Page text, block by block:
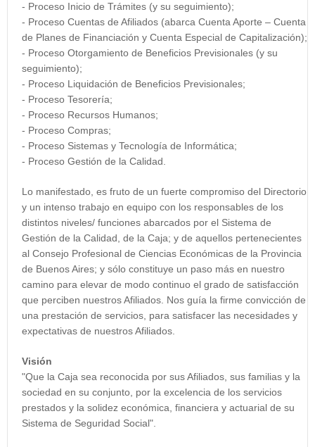
- Proceso Inicio de Trámites (y su seguimiento);
- Proceso Cuentas de Afiliados (abarca Cuenta Aporte – Cuenta
de Planes de Financiación y Cuenta Especial de Capitalización);
- Proceso Otorgamiento de Beneficios Previsionales (y su
seguimiento);
- Proceso Liquidación de Beneficios Previsionales;
- Proceso Tesorería;
- Proceso Recursos Humanos;
- Proceso Compras;
- Proceso Sistemas y Tecnología de Informática;
- Proceso Gestión de la Calidad.
Lo manifestado, es fruto de un fuerte compromiso del Directorio
y un intenso trabajo en equipo con los responsables de los
distintos niveles/ funciones abarcados por el Sistema de
Gestión de la Calidad, de la Caja; y de aquellos pertenecientes
al Consejo Profesional de Ciencias Económicas de la Provincia
de Buenos Aires; y sólo constituye un paso más en nuestro
camino para elevar de modo continuo el grado de satisfacción
que perciben nuestros Afiliados. Nos guía la firme convicción de
una prestación de servicios, para satisfacer las necesidades y
expectativas de nuestros Afiliados.
Visión
"Que la Caja sea reconocida por sus Afiliados, sus familias y la
sociedad en su conjunto, por la excelencia de los servicios
prestados y la solidez económica, financiera y actuarial de su
Sistema de Seguridad Social".